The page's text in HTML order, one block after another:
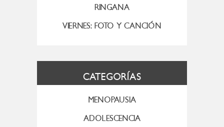
RINGANA
VIERNES: FOTO Y CANCIÓN
CATEGORÍAS
MENOPAUSIA
ADOLESCENCIA